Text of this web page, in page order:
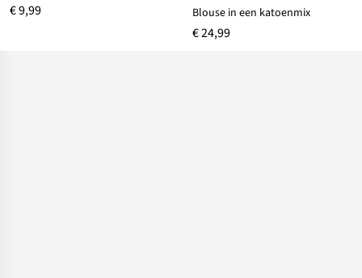
€ 9,99 Blouse in een katoenmix
€ 24,99